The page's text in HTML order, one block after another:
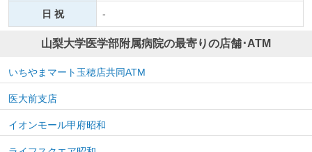
日 祝 -
山梨大学医学部附属病院の最寄りの店舗･ATM
いちやまマート玉穂店共同ATM
医大前支店
イオンモール甲府昭和